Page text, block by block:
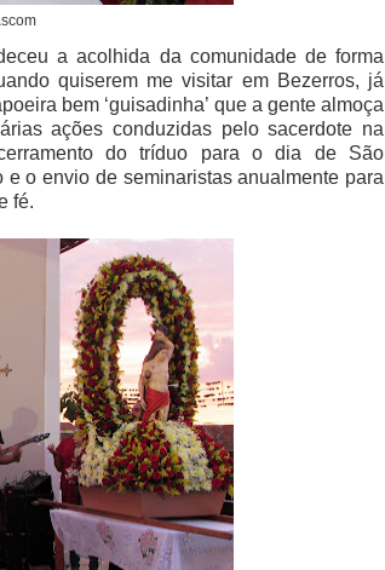
a acolhida da comunidade de forma
quiserem me visitar em Bezerros, já
bem ‘guisadinha’ que a gente almoça
ações conduzidas pelo sacerdote na
do tríduo para o dia de São
o envio de seminaristas anualmente para
fé.